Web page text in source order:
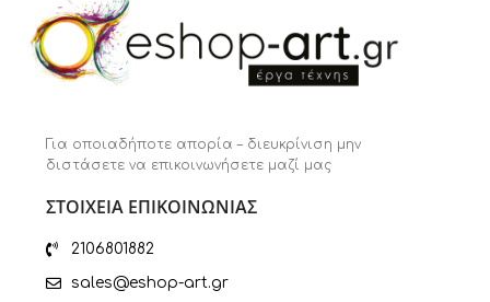
Για οποιαδήποτε απορία – διευκρίνιση μην
διστάσετε να επικοινωνήσετε μαζί μας
ΣΤΟΙΧΕΙΑ ΕΠΙΚΟΙΝΩΝΙΑΣ
2106801882
sales@eshop-art.gr